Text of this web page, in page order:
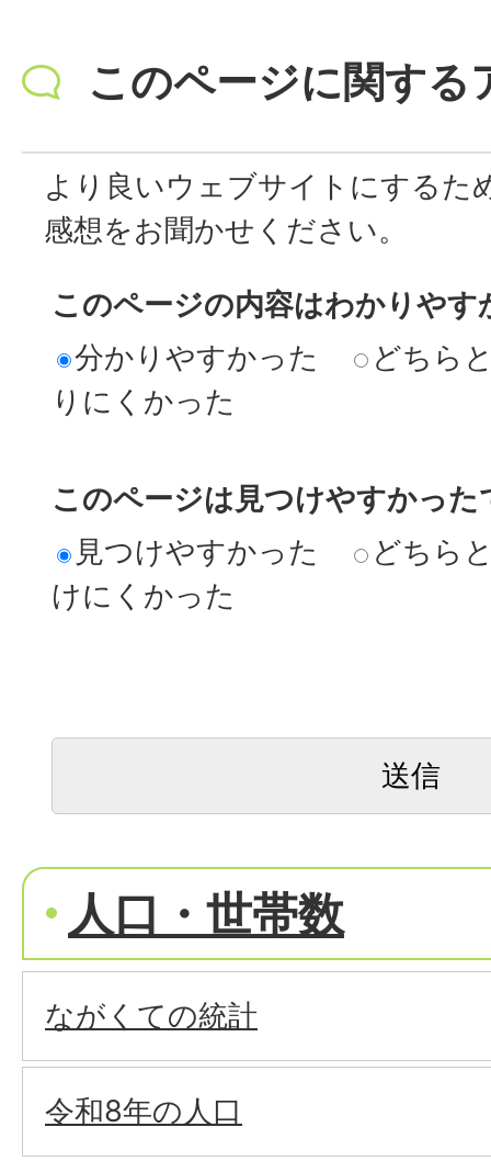
このページに関する
より良いウェブサイトにするた
感想をお聞かせください。
このページの内容はわかりやす
分かりやすかった
どちら
りにくかった
このページは見つけやすかった
見つけやすかった
どちら
けにくかった
人口・世帯数
ながくての統計
令和8年の人口